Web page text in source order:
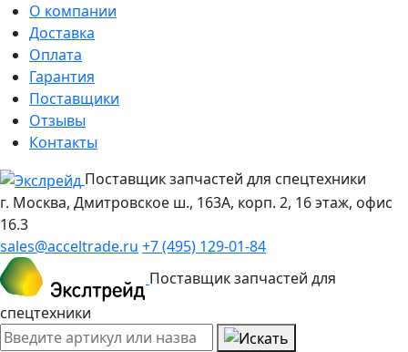
О компании
Доставка
Оплата
Гарантия
Поставщики
Отзывы
Контакты
Поставщик запчастей для спецтехники
г. Москва, Дмитровское ш., 163А, корп. 2, 16 этаж, офис
16.3
sales@acceltrade.ru +7 (495) 129-01-84
Поставщик запчастей для
спецтехники